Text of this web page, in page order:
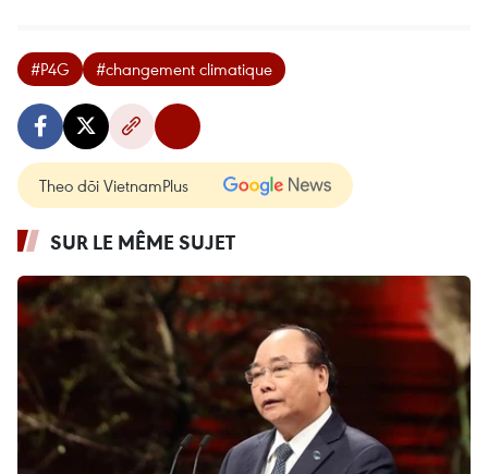
#P4G #changement climatique
Theo dõi VietnamPlus
SUR LE MÊME SUJET